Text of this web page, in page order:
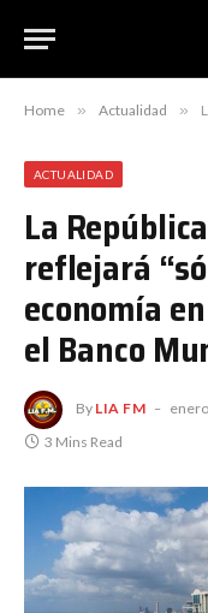
Home » Actualidad »
ACTUALIDAD
La
reflejará
economía
el Banco
By LIA FM
3 Mins Read